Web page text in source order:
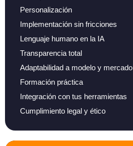
Personalización
Implementación sin fricciones
Lenguaje humano en la IA
Transparencia total
Adaptabilidad a modelo y mercado
Formación práctica
Integración con tus herramientas
Cumplimiento legal y ético